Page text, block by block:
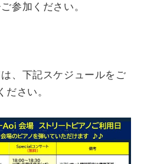
参加ください。
、下記スケジュールをご
ださい。